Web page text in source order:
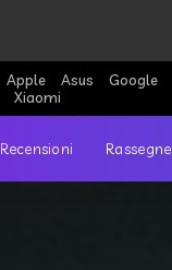
Apple Asus Google
Xiaomi
Recensioni Rassegne